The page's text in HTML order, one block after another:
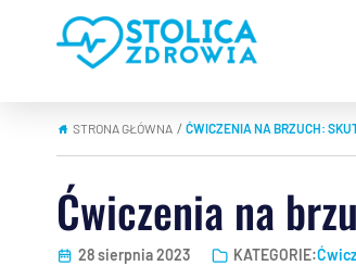
STRONA GŁÓWNA | ĆWICZENIA NA BRZUCH:
Ćwiczenia na
28 sierpnia 2023 KATEGORIE: